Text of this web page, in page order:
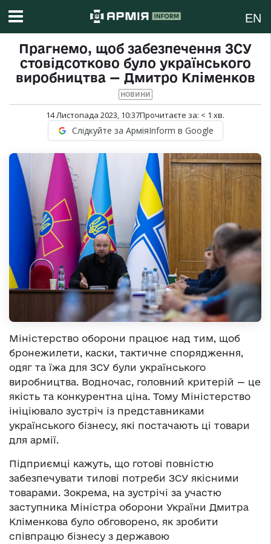
EN
Прагнемо, щоб забезпечення ЗСУ
стовідсотково було українського
виробництва — Дмитро Кліменков
НОВИНИ
14 Листопада 2023, 10:37Прочитаєте за: < 1 хв.
Слідкуйте за АрміяInform в Google
Міністерство оборони працює над тим, щоб
бронежилети, каски, тактичне спорядження,
одяг та їжа для ЗСУ були українського
виробництва. Водночас, головний критерій — це
якість та конкурентна ціна. Тому Міністерство
ініціювало зустріч із представниками
українського бізнесу, які постачають ці товари
для армії.
Підприємці кажуть, що готові повністю
забезпечувати тилові потреби ЗСУ якісними
товарами. Зокрема, на зустрічі за участю
заступника Міністра оборони України Дмитра
Кліменкова було обговорено, як зробити
співпрацю бізнесу з державою